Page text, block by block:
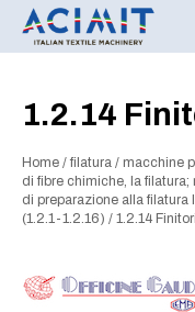
1.2.14
Home / filatura / macchine
di fibre chimiche, la
di preparazione alla
(1.2.1-1.2.16) / 1.2.14 Finitori